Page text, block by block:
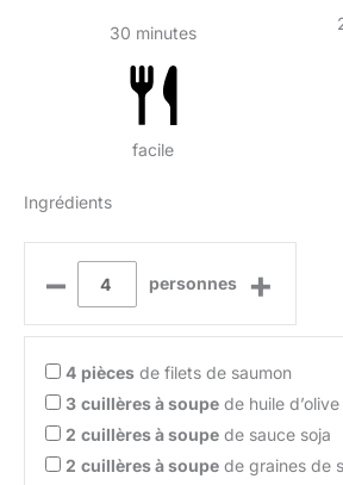
30 minutes
facile
Ingrédients
– personnes +
4 pièces de filets de saumon
3 cuillères à soupe de huile d’olive
2 cuillères à soupe de sauce soja
2 cuillères à soupe de graines de